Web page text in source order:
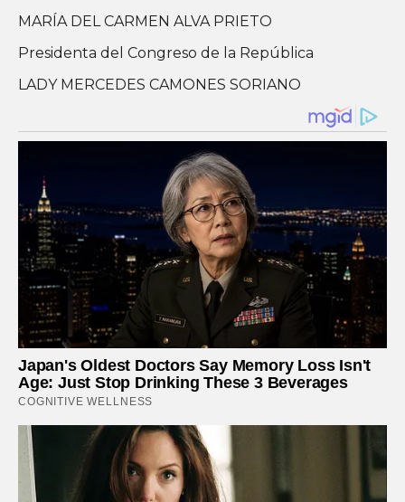
MARÍA DEL CARMEN ALVA PRIETO
Presidenta del Congreso de la República
LADY MERCEDES CAMONES SORIANO
Japan's Oldest Doctors Say Memory Loss Isn't
Age: Just Stop Drinking These 3 Beverages
COGNITIVE WELLNESS